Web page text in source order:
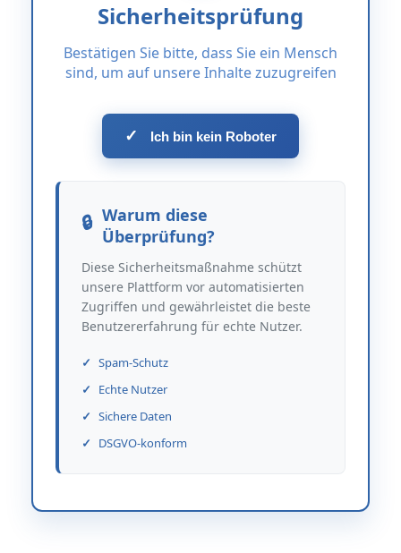
Sicherheitsprüfung
Bestätigen Sie bitte, dass Sie ein Mensch
sind, um auf unsere Inhalte zuzugreifen
✓ Ich bin kein Roboter
Warum diese
Überprüfung?
Diese Sicherheitsmaßnahme schützt
unsere Plattform vor automatisierten
Zugriffen und gewährleistet die beste
Benutzererfahrung für echte Nutzer.
Spam-Schutz
Echte Nutzer
Sichere Daten
DSGVO-konform